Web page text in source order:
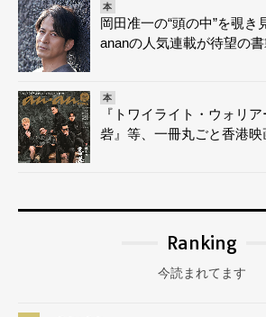
本
岡田准一の“頭の中”を覗き
ananの人気連載が待望の
本
『トワイライト・ウォリ
砦』等、一冊丸ごと香港映
Ranking
今読まれてます